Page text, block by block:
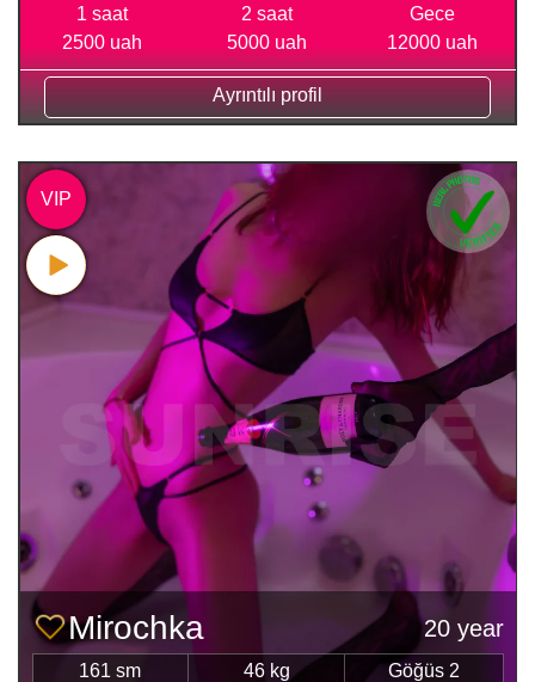
1 saat
2500 uah
2 saat
5000 uah
Gece
12000 uah
Ayrıntılı profil
Mirochka 20 year
161 sm 46 kg Göğüs 2
VIP